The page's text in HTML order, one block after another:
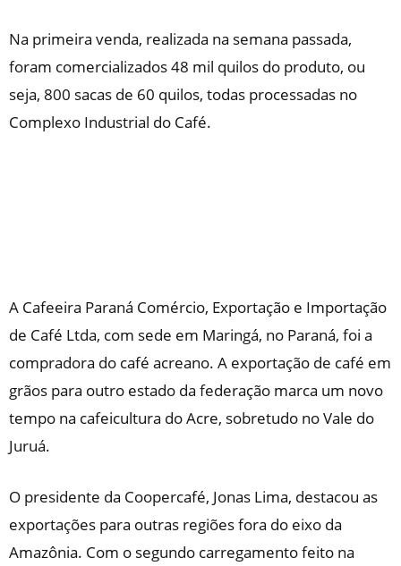
Na primeira venda, realizada na semana passada,
foram comercializados 48 mil quilos do produto, ou
seja, 800 sacas de 60 quilos, todas processadas no
Complexo Industrial do Café.
A Cafeeira Paraná Comércio, Exportação e Importação
de Café Ltda, com sede em Maringá, no Paraná, foi a
compradora do café acreano. A exportação de café em
grãos para outro estado da federação marca um novo
tempo na cafeicultura do Acre, sobretudo no Vale do
Juruá.
O presidente da Coopercafé, Jonas Lima, destacou as
exportações para outras regiões fora do eixo da
Amazônia. Com o segundo carregamento feito na